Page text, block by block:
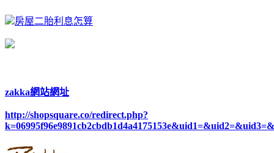
房屋二胎利息怎算
zakka網站網址
http://shopsquare.co/redirect.php?